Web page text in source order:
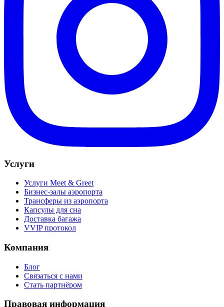
Услуги
Услуги Meet & Greet
Бизнес-залы аэропорта
Трансферы из аэропорта
Капсулы для сна
Доставка багажа
VVIP протокол
Компания
Блог
Связаться с нами
Стать партнёром
Правовая информация